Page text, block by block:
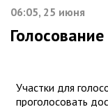
06:05, 25 июня
Участки для
проголосовать